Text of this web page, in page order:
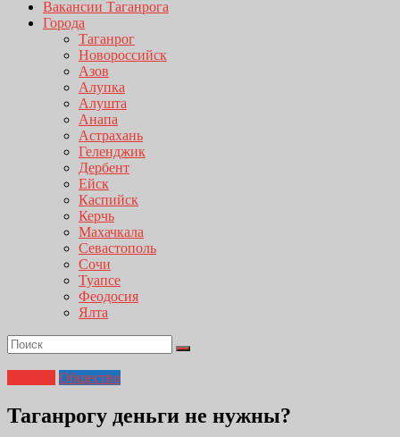
Вакансии Таганрога
Города
Таганрог
Новороссийск
Азов
Алупка
Алушта
Анапа
Астрахань
Геленджик
Дербент
Ейск
Каспийск
Керчь
Махачкала
Севастополь
Сочи
Туапсе
Феодосия
Ялта
Общество
Таганрогу деньги не нужны?